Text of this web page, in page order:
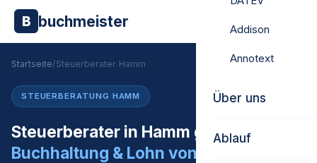
B buchmeister Addison
Annotext
Über uns
Ablauf
Startseite/Steuerberater Hamm
STEUERBERATUNG HAMM
Steuerberater in Hamm gesucht?
Buchhaltung & Lohn von uns.